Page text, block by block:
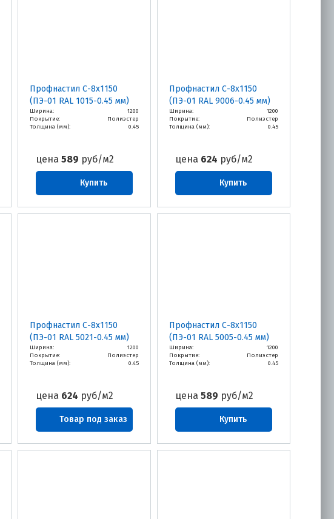
Профнастил С-8х1150
(ПЭ-01 RAL 1015-0.45 мм)
Ширина:
1200
Покрытие:
Полиэстер
Толщина (мм):
0.45
цена 589 руб/м2
Купить
Профнастил С-8х1150
(ПЭ-01 RAL 9006-0.45 мм)
Ширина:
1200
Покрытие:
Полиэстер
Толщина (мм):
0.45
цена 624 руб/м2
Купить
Профнастил С-8х1150
(ПЭ-01 RAL 5021-0.45 мм)
Ширина:
1200
Покрытие:
Полиэстер
Толщина (мм):
0.45
цена 624 руб/м2
Товар под заказ
Профнастил С-8х1150
(ПЭ-01 RAL 5005-0.45 мм)
Ширина:
1200
Покрытие:
Полиэстер
Толщина (мм):
0.45
цена 589 руб/м2
Купить